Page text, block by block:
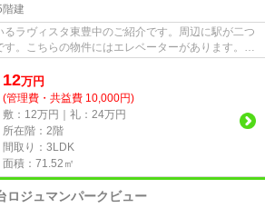
階建
ラヴィスタ東豊中のご紹介です。周辺に駅が二つ
。こちらの物件にはエレベーターがあります。こ
12万円
(管理費・共益費 10,000円)
敷：12万円｜礼：24万円
所在階：2階
間取り：3LDK
面積：71.52㎡
ロジュマンパークビュー